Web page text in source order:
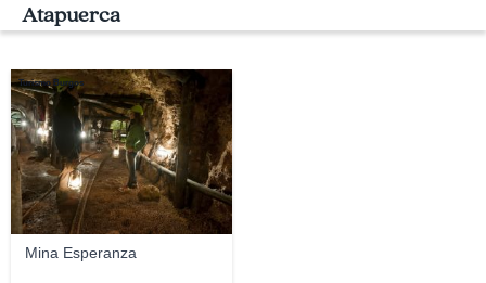
Atapuerca
Mina Esperanza
Turismo Burgos